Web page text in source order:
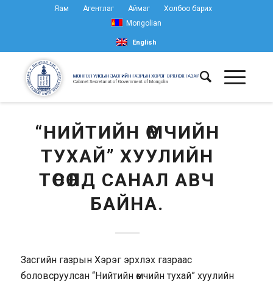
Яам Агентлаг Аймаг
Холбоо барих
Mongolian
English
“НИЙТИЙН ӨМЧИЙН
ТУХАЙ” ХУУЛИЙН
ТӨСӨЛД САНАЛ АВЧ
БАЙНА.
Засгийн газрын Хэрэг эрхлэх газраас
боловсруулсан “Нийтийн өмчийн тухай” хуулийн